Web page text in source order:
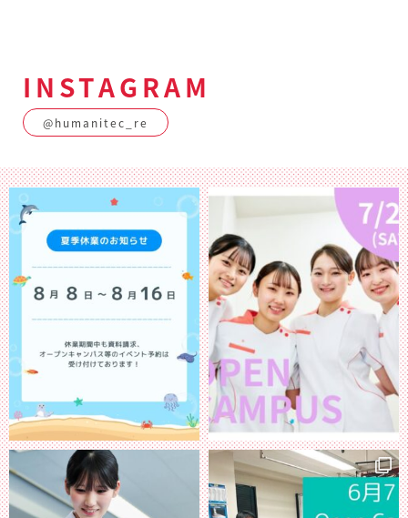
INSTAGRAM
@humanitec_re